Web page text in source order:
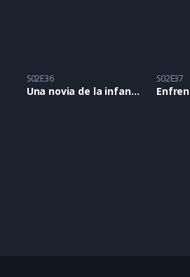
S02E36
Una novia de la infancia
S02E37